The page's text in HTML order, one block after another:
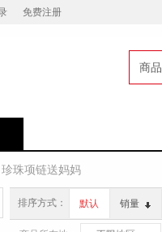
免费注册
商品
珍珠项链送妈妈
排序方式： 默认 销量